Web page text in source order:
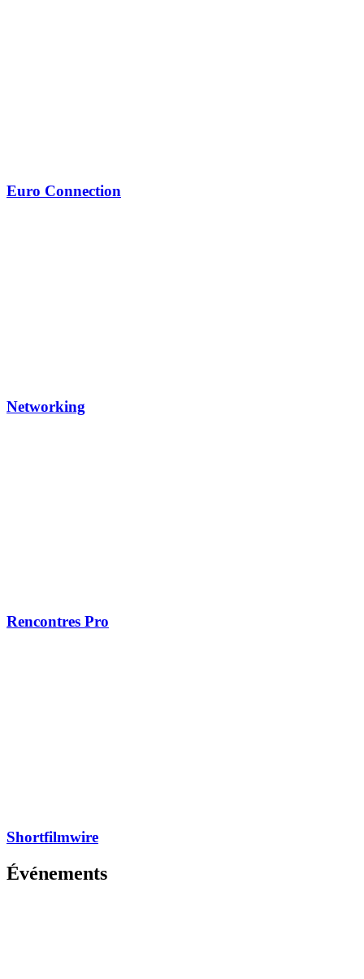
Euro Connection
Networking
Rencontres Pro
Shortfilmwire
Événements